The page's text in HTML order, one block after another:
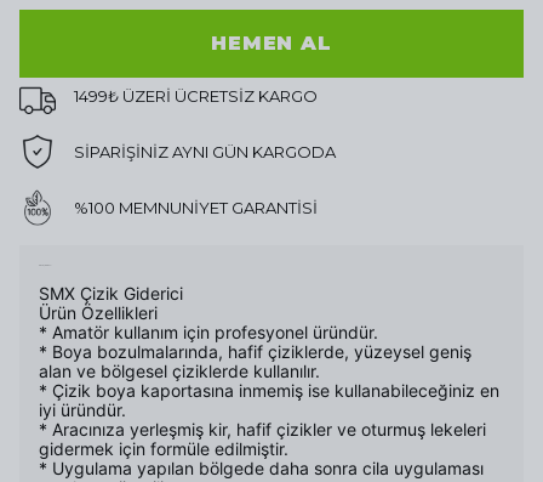
HEMEN AL
1499₺ ÜZERİ ÜCRETSİZ KARGO
SİPARİŞİNİZ AYNI GÜN KARGODA
%100 MEMNUNİYET GARANTİSİ
SMX Çizik Giderici
Ürün Özellikleri
* Amatör kullanım için profesyonel üründür.
* Boya bozulmalarında, hafif çiziklerde, yüzeysel geniş
alan ve bölgesel çiziklerde kullanılır.
* Çizik boya kaportasına inmemiş ise kullanabileceğiniz en
iyi üründür.
* Aracınıza yerleşmiş kir, hafif çizikler ve oturmuş lekeleri
gidermek için formüle edilmiştir.
* Uygulama yapılan bölgede daha sonra cila uygulaması